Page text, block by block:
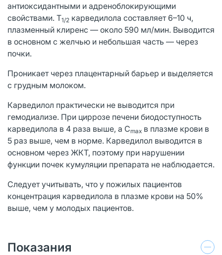
антиоксидантными и адреноблокирующими
свойствами. T1/2 карведилола составляет 6–10 ч,
плазменный клиренс — около 590 мл/мин. Выводится
в основном с желчью и небольшая часть — через
почки.
Проникает через плацентарный барьер и выделяется
с грудным молоком.
Карведилол практически не выводится при
гемодиализе. При циррозе печени биодоступность
карведилола в 4 раза выше, а Cmax в плазме крови в
5 раз выше, чем в норме. Карведилол выводится в
основном через ЖКТ, поэтому при нарушении
функции почек кумуляции препарата не наблюдается.
Следует учитывать, что у пожилых пациентов
концентрация карведилола в плазме крови на 50%
выше, чем у молодых пациентов.
Показания